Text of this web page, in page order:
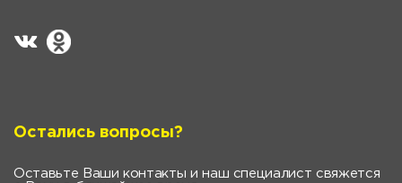
Остались вопросы?
Оставьте Ваши контакты и наш специалист свяжется